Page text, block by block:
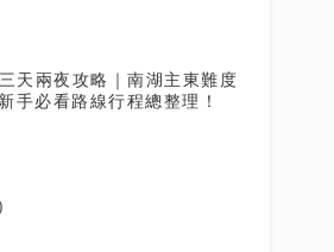
天兩夜攻略｜南湖主東難度
手必看路線行程總整理！